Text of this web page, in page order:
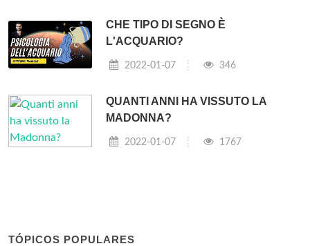
CHE TIPO DI SEGNO È
L'ACQUARIO?
2022-01-07 346
QUANTI ANNI HA VISSUTO LA
MADONNA?
2022-01-07 1767
TÓPICOS POPULARES